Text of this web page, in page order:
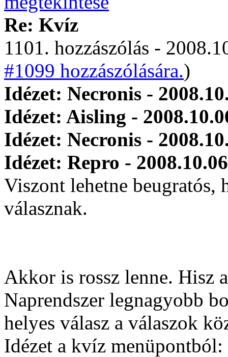
Re: Kvíz
1101. hozzászólás -
#1099 hozzászólására.)
Idézet: Necronis -
Idézet: Aisling -
Idézet: Necronis -
Idézet: Repro -
Viszont lehetne beugratós,
válasznak.
Akkor is rossz lenne. Hisz
Naprendszer legnagyobb
helyes válasz a válaszok
Idézet a kvíz menüpontból: